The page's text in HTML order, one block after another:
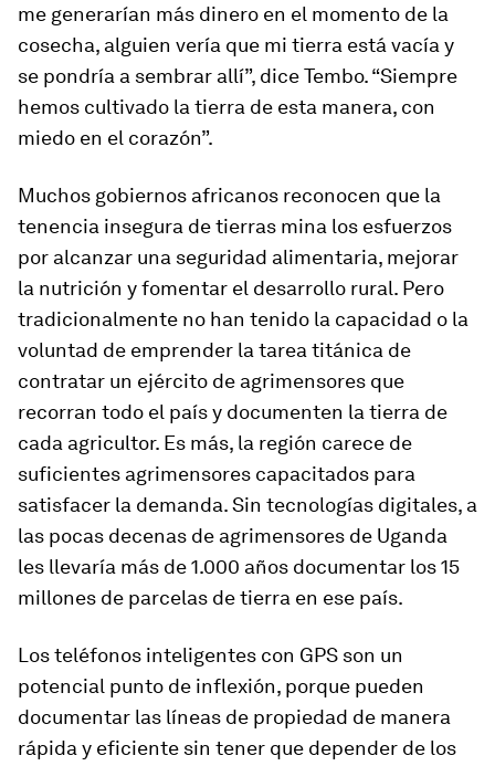
me generarían más dinero en el momento de la
cosecha, alguien vería que mi tierra está vacía y
se pondría a sembrar allí”, dice Tembo. “Siempre
hemos cultivado la tierra de esta manera, con
miedo en el corazón”.
Muchos gobiernos africanos reconocen que la
tenencia insegura de tierras mina los esfuerzos
por alcanzar una seguridad alimentaria, mejorar
la nutrición y fomentar el desarrollo rural. Pero
tradicionalmente no han tenido la capacidad o la
voluntad de emprender la tarea titánica de
contratar un ejército de agrimensores que
recorran todo el país y documenten la tierra de
cada agricultor. Es más, la región carece de
suficientes agrimensores capacitados para
satisfacer la demanda. Sin tecnologías digitales, a
las pocas decenas de agrimensores de Uganda
les llevaría más de 1.000 años documentar los 15
millones de parcelas de tierra en ese país.
Los teléfonos inteligentes con GPS son un
potencial punto de inflexión, porque pueden
documentar las líneas de propiedad de manera
rápida y eficiente sin tener que depender de los